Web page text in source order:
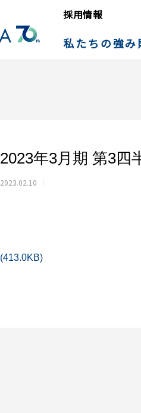
採用情報
私たちの強み
2023年3月期 第3四
2023.02.10
(413.0KB)